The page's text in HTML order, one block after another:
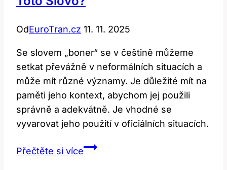
OdEuroTran.cz 11. 11. 2025
Se slovem „boner“ se v češtině můžeme
setkat převážně v neformálních situacích a
může mít různé významy. Je důležité mít na
paměti jeho kontext, abychom jej použili
správně a adekvátně. Je vhodné se
vyvarovat jeho použití v oficiálních situacích.
Přečtěte si víceBoner: